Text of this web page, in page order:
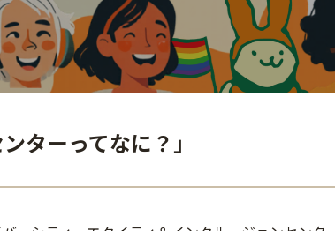
ターってなに？」